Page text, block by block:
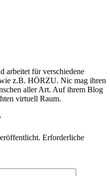
arbeitet für verschiedene
z.B. HÖRZU. Nic mag ihren
aller Art. Auf ihrem Blog
virtuell Raum.
Erforderliche